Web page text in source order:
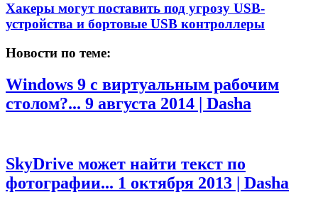
Хакеры могут поставить под угрозу USB-
устройства и бортовые USB контроллеры
Новости по теме:
Windows 9 с виртуальным рабочим
столом?... 9 августа 2014 | Dasha
SkyDrive может найти текст по
фотографии... 1 октября 2013 | Dasha